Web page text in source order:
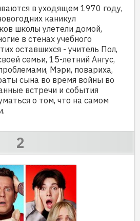
в уходящем 1970 году,
каникул
школы улетели домой,
в стенах учебного
оставшихся - учитель Пол,
семьи, 15-летний Ангус,
Мэри, повариха,
сына во время войны во
встречи и события
о том, что на самом